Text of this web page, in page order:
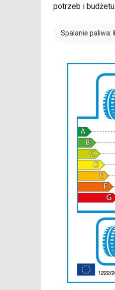
potrzeb i budżetu.
Spalanie paliwa: